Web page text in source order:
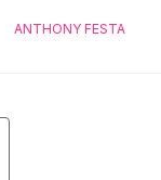
ANTHONY FESTA